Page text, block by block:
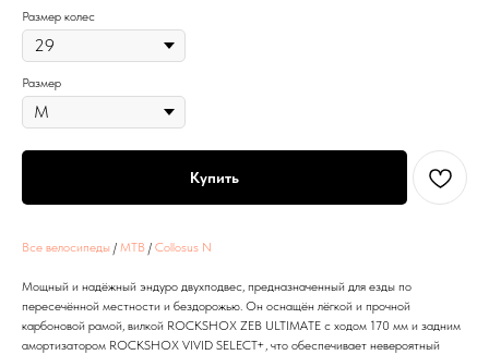
Размер колес
Размер
Купить
Все велосипеды / MTB / Collosus N
Мощный и надёжный эндуро двухподвес, предназначенный для езды по
пересечённой местности и бездорожью. Он оснащён лёгкой и прочной
карбоновой рамой, вилкой ROCKSHOX ZEB ULTIMATE c ходом 170 мм и задним
амортизатором ROCKSHOX VIVID SELECT+, что обеспечивает невероятный